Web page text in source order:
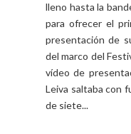
lleno hasta la
para ofrecer el
presentación de
del marco del
vídeo de
Leiva saltaba con
de siete...